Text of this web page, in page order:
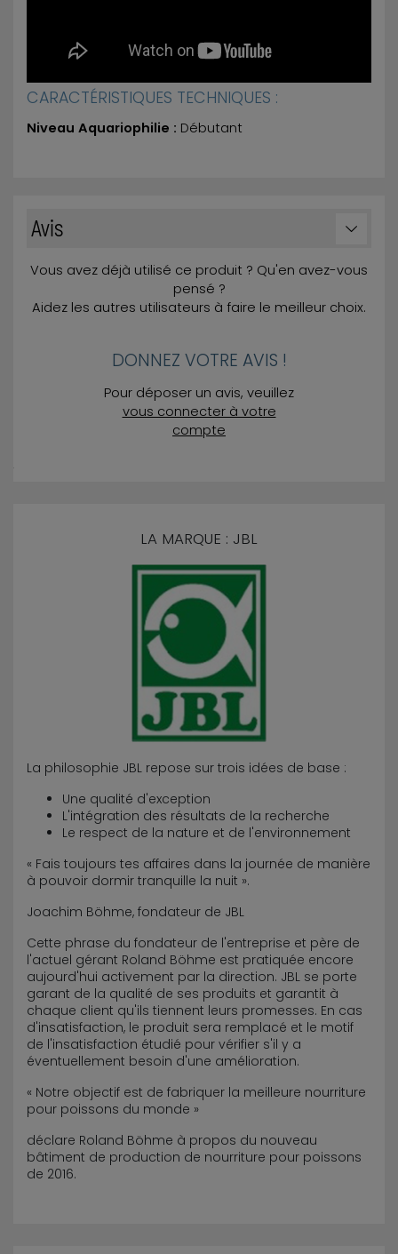
CARACTÉRISTIQUES TECHNIQUES :
Niveau Aquariophilie : Débutant
Avis
Vous avez déjà utilisé ce produit ? Qu'en avez-vous
pensé ?
Aidez les autres utilisateurs à faire le meilleur choix.
DONNEZ VOTRE AVIS !
Pour déposer un avis, veuillez
vous connecter à votre
compte
LA MARQUE : JBL
La philosophie JBL repose sur trois idées de base :
Une qualité d'exception
L'intégration des résultats de la recherche
Le respect de la nature et de l'environnement
« Fais toujours tes affaires dans la journée de manière
à pouvoir dormir tranquille la nuit ».
Joachim Böhme, fondateur de JBL
Cette phrase du fondateur de l'entreprise et père de
l'actuel gérant Roland Böhme est pratiquée encore
aujourd'hui activement par la direction. JBL se porte
garant de la qualité de ses produits et garantit à
chaque client qu'ils tiennent leurs promesses. En cas
d'insatisfaction, le produit sera remplacé et le motif
de l'insatisfaction étudié pour vérifier s'il y a
éventuellement besoin d'une amélioration.
« Notre objectif est de fabriquer la meilleure nourriture
pour poissons du monde »
déclare Roland Böhme à propos du nouveau
bâtiment de production de nourriture pour poissons
de 2016.